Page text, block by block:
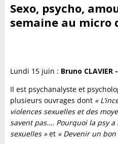
Sexo, psycho,
semaine au micro
Lundi 15 juin : Bruno
Il est psychanalyste et
plusieurs ouvrages dont «
violences sexuelles et des
savent pas…. Pourquoi la psy a
sexuelles »et « Devenir un